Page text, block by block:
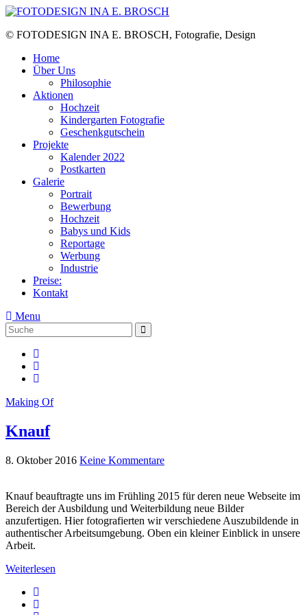
Skip
the
© FOTODESIGN INA E. BROSCH, Fotografie, Design
Home
Über Uns
Philosophie
Aktionen
Hochzeit
Kindergarten Fotografie
Geschenkgutschein
Projekte
Kalender 2022
Postkarten
Galerie
Portrait
Bewerbung
Hochzeit
Babys und Kids
Reportage
Werbung
Industrie
Preise:
Kontakt
Menu
Suche
nach:
Making Of
Knauf
8. Oktober 2016 Keine Kommentare
Knauf beauftragte uns im Frühling 2015 für deren neue Webseite im
Bereich der Ausbildung und Weiterbildung neue Bilder
anzufertigen. Hier fotografierten wir verschiedene Auszubildende in
authentischer Arbeitsumgebung. Oben ein kleiner Einblick in unsere
Arbeit.
Weiterlesen